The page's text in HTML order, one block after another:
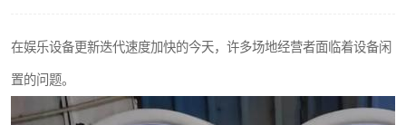
在娱乐设备更新迭代速度加快的今天，许多场地经营者面临着设备闲
置的问题。
游戏厅回收